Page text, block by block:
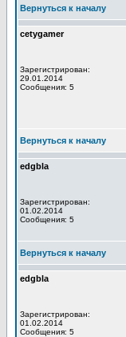
Вернуться к началу
cetygamer
Зарегистрирован:
29.01.2014
Сообщения: 5
Вернуться к началу
edgbla
Зарегистрирован:
01.02.2014
Сообщения: 5
Вернуться к началу
edgbla
Зарегистрирован:
01.02.2014
Сообщения: 5